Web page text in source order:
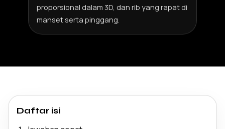
proporsional dalam 3D, dan rib yang rapat di
manset serta pinggang.
Daftar isi